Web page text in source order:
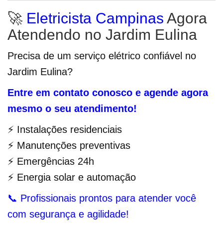
🚀 Eletricista Campinas Agora
Atendendo no Jardim Eulina
Precisa de um serviço elétrico confiável no
Jardim Eulina?
Entre em contato conosco e agende agora
mesmo o seu atendimento!
⚡ Instalações residenciais
⚡ Manutenções preventivas
⚡ Emergências 24h
⚡ Energia solar e automação
📞 Profissionais prontos para atender você
com segurança e agilidade!